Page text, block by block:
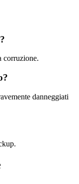
corruzione.
danneggiati